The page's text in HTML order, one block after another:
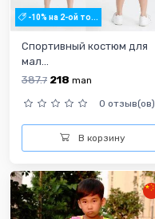
-10% на 2-ой то...
Спортивный костюм для
мал...
387.7 218 man
0 отзыв(ов)
В корзину